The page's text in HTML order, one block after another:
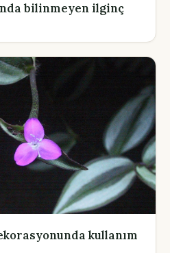
bilinmeyen ilginç
kullanım